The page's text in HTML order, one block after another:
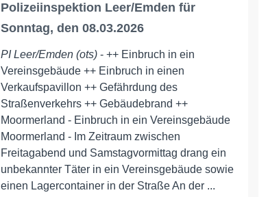
Polizeiinspektion Leer/Emden für
Sonntag, den 08.03.2026
PI Leer/Emden (ots)- ++ Einbruch in ein
Vereinsgebäude ++ Einbruch in einen
Verkaufspavillon ++ Gefährdung des
Straßenverkehrs ++ Gebäudebrand ++
Moormerland - Einbruch in ein Vereinsgebäude
Moormerland - Im Zeitraum zwischen
Freitagabend und Samstagvormittag drang ein
unbekannter Täter in ein Vereinsgebäude sowie
einen Lagercontainer in der Straße An der ...